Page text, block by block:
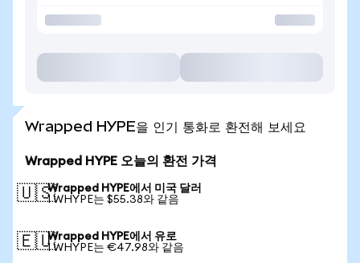
Wrapped HYPE을 인기 통화로 환전해 보세요
Wrapped HYPE 오늘의 환전 가격
🇺🇸Wrapped HYPE에서 미국 달러
1 WHYPE는 $55.38와 같음
🇪🇺Wrapped HYPE에서 유로
1 WHYPE는 €47.98와 같음